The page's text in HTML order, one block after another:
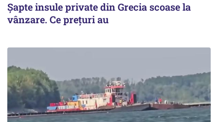
Șapte insule private din Grecia scoase la
vânzare. Ce prețuri au